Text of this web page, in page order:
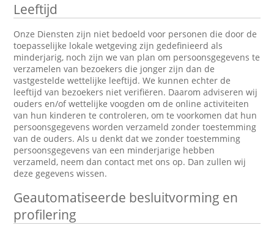
Leeftijd
Onze Diensten zijn niet bedoeld voor personen die door de
toepasselijke lokale wetgeving zijn gedefinieerd als
minderjarig, noch zijn we van plan om persoonsgegevens te
verzamelen van bezoekers die jonger zijn dan de
vastgestelde wettelijke leeftijd. We kunnen echter de
leeftijd van bezoekers niet verifiëren. Daarom adviseren wij
ouders en/of wettelijke voogden om de online activiteiten
van hun kinderen te controleren, om te voorkomen dat hun
persoonsgegevens worden verzameld zonder toestemming
van de ouders. Als u denkt dat we zonder toestemming
persoonsgegevens van een minderjarige hebben
verzameld, neem dan contact met ons op. Dan zullen wij
deze gegevens wissen.
Geautomatiseerde besluitvorming en
profilering